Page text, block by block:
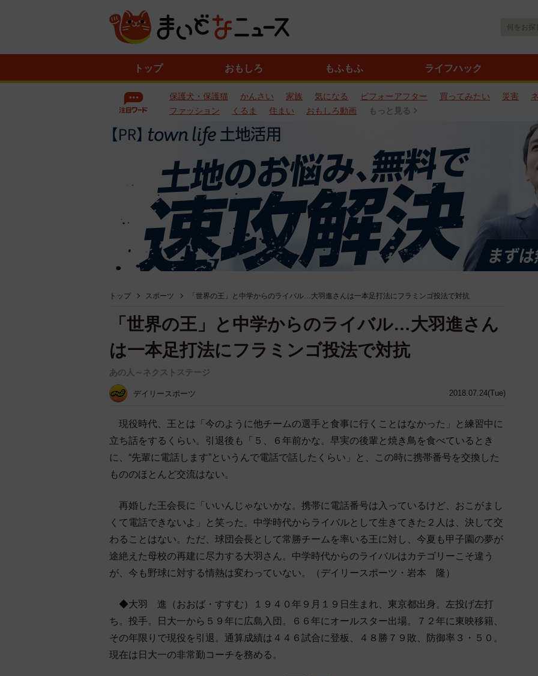
トップ おもしろ もふもふ ライフハック
保護犬・保護猫 かんさい 家族 気になる ビフォーアフター 買ってみたい 災害
ファッション
くるま 住まい おもしろ動画 もっと見る
トップ スポーツ 「世界の王」と中学からのライバル…大羽進さんは一本足打法にフラミンゴ投法で対抗
2018.07.24(Tue)
「世界の王」と中学からのライバル…大羽進さん
は一本足打法にフラミンゴ投法で対抗
あの人～ネクストステージ
デイリースポーツ
現役時代、王とは「今のように他チームの選手と食事に行くことはなかった」と練習中に
立ち話をするくらい。引退後も「５、６年前かな。早実の後輩と焼き鳥を食べているとき
に、“先輩に電話します”というんで電話で話したくらい」と、この時に携帯番号を交換した
もののほとんど交流はない。
再婚した王会長に「いいんじゃないかな。携帯に電話番号は入っているけど、おこがまし
くて電話できないよ」と笑った。中学時代からライバルとして生きてきた２人は、決して交
わることはない。ただ、球団会長として常勝チームを率いる王に対し、今夏も甲子園の夢が
途絶えた母校の再建に尽力する大羽さん。中学時代からのライバルはカテゴリーこそ違う
が、今も野球に対する情熱は変わっていない。（デイリースポーツ・岩本 隆）
◆大羽 進（おおば・すすむ）１９４０年９月１９日生まれ、東京都出身。左投げ左打
ち。投手。日大一から５９年に広島入団。６６年にオールスター出場。７２年に東映移籍、
その年限りで現役を引退。通算成績は４４６試合に登板、４８勝７９敗、防御率３・５０。
現在は日大一の非常勤コーチを務める。